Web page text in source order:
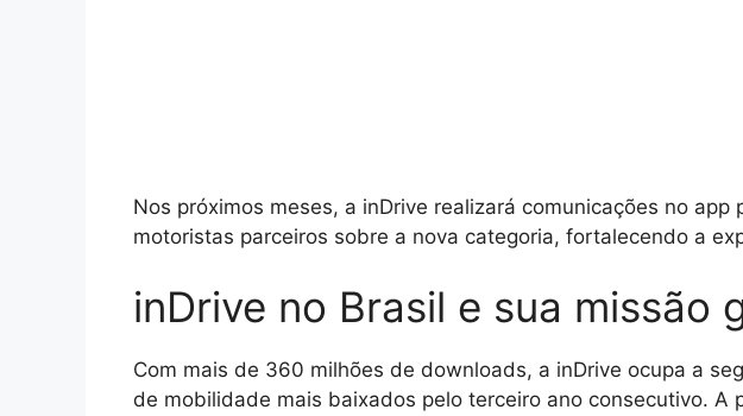
Nos próximos meses, a inDrive realizará comunicações no app
motoristas parceiros sobre a nova categoria, fortalecendo a
inDrive no Brasil e sua missão
Com mais de 360 milhões de downloads, a inDrive ocupa a
de mobilidade mais baixados pelo terceiro ano consecutivo. A